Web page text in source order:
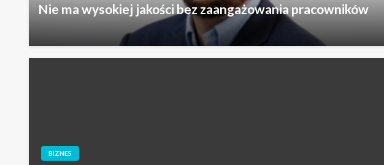
Nie ma wysokiej jakości bez zaangażowania pracowników
BIZNES